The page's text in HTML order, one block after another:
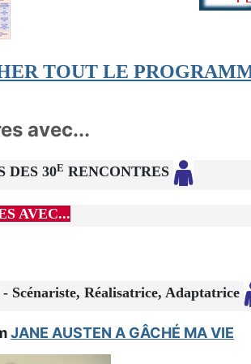
TOUT LE
avec...
DES 30E RENCONTRES
AVEC...
Scénariste, Réalisatrice, Adaptatrice
JANE AUSTEN A GÂCHÉ MA VIE